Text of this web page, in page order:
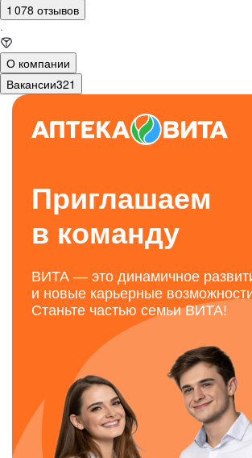
1 078 отзывов
·
О компании
Вакансии321
Приглашаем
в команду
ВИТА — это динамичное
и новые карьерные
Станьте частью семьи ВИТА!